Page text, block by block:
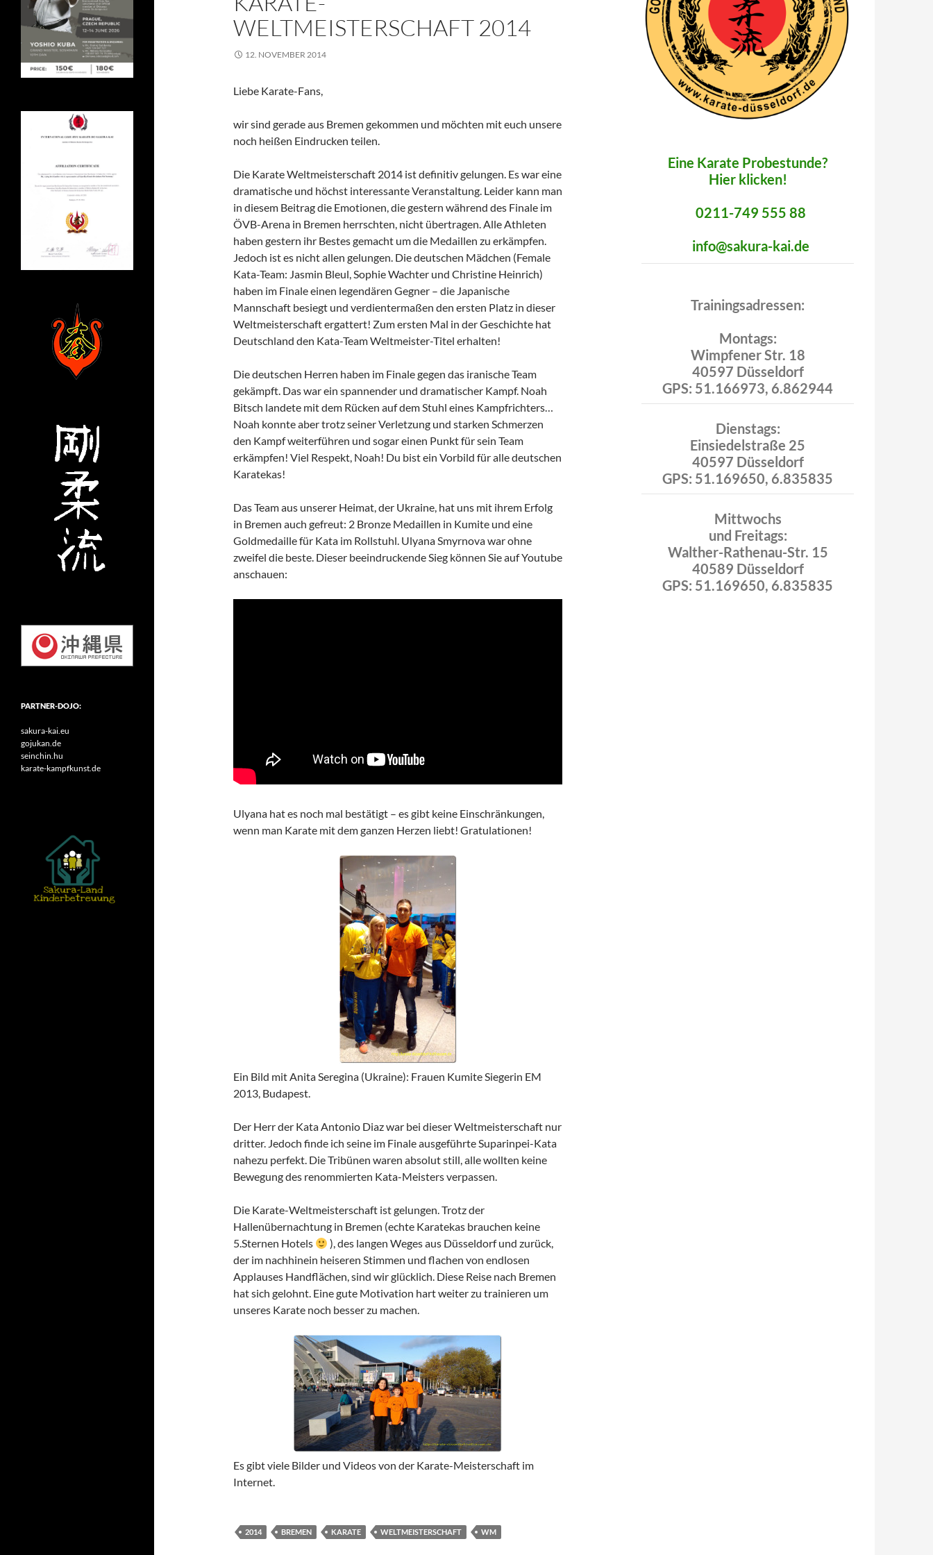
WELTMEISTERSCHAFT 2014
12. NOVEMBER 2014
Liebe Karate-Fans,
wir sind gerade aus Bremen gekommen und möchten mit euch unsere
noch heißen Eindrucken teilen.
Die Karate Weltmeisterschaft 2014 ist definitiv gelungen. Es war eine
dramatische und höchst interessante Veranstaltung. Leider kann man
in diesem Beitrag die Emotionen, die gestern während des Finale im
ÖVB-Arena in Bremen herrschten, nicht übertragen. Alle Athleten
haben gestern ihr Bestes gemacht um die Medaillen zu erkämpfen.
Jedoch ist es nicht allen gelungen. Die deutschen Mädchen (Female
Kata-Team: Jasmin Bleul, Sophie Wachter und Christine Heinrich)
haben im Finale einen legendären Gegner – die Japanische
Mannschaft besiegt und verdientermaßen den ersten Platz in dieser
Weltmeisterschaft ergattert! Zum ersten Mal in der Geschichte hat
Deutschland den Kata-Team Weltmeister-Titel erhalten!
Die deutschen Herren haben im Finale gegen das iranische Team
gekämpft. Das war ein spannender und dramatischer Kampf. Noah
Bitsch landete mit dem Rücken auf dem Stuhl eines Kampfrichters…
Noah konnte aber trotz seiner Verletzung und starken Schmerzen
den Kampf weiterführen und sogar einen Punkt für sein Team
erkämpfen! Viel Respekt, Noah! Du bist ein Vorbild für alle deutschen
Karatekas!
Das Team aus unserer Heimat, der Ukraine, hat uns mit ihrem Erfolg
in Bremen auch gefreut: 2 Bronze Medaillen in Kumite und eine
Goldmedaille für Kata im Rollstuhl. Ulyana Smyrnova war ohne
zweifel die beste. Dieser beeindruckende Sieg können Sie auf Youtube
anschauen:
Ulyana hat es noch mal bestätigt – es gibt keine Einschränkungen,
wenn man Karate mit dem ganzen Herzen liebt! Gratulationen!
Ein Bild mit Anita Seregina (Ukraine): Frauen Kumite Siegerin EM
2013, Budapest.
Der Herr der Kata Antonio Diaz war bei dieser Weltmeisterschaft nur
dritter. Jedoch finde ich seine im Finale ausgeführte Suparinpei-Kata
nahezu perfekt. Die Tribünen waren absolut still, alle wollten keine
Bewegung des renommierten Kata-Meisters verpassen.
Die Karate-Weltmeisterschaft ist gelungen. Trotz der
Hallenübernachtung in Bremen (echte Karatekas brauchen keine
5.Sternen Hotels
), des langen Weges aus Düsseldorf und zurück,
der im nachhinein heiseren Stimmen und flachen von endlosen
Applauses Handflächen, sind wir glücklich. Diese Reise nach Bremen
hat sich gelohnt. Eine gute Motivation hart weiter zu trainieren um
unseres Karate noch besser zu machen.
Es gibt viele Bilder und Videos von der Karate-Meisterschaft im
Internet.
2014 BREMEN KARATE WELTMEISTERSCHAFT WM
Eine Karate Probestunde?
Hier klicken!
0211-749 555 88
info@sakura-kai.de
Trainingsadressen:
Montags:
Wimpfener Str. 18
40597 Düsseldorf
GPS: 51.166973, 6.862944
Dienstags:
Einsiedelstraße 25
40597 Düsseldorf
GPS: 51.169650, 6.835835
Mittwochs
und Freitags:
Walther-Rathenau-Str. 15
40589 Düsseldorf
GPS: 51.169650, 6.835835
PARTNER-DOJO:
sakura-kai.eu
gojukan.de
seinchin.hu
karate-kampfkunst.de